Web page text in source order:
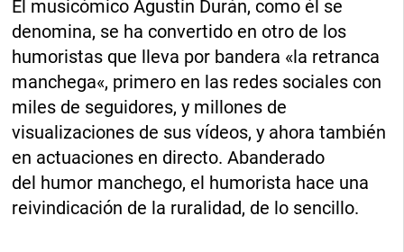
El musicómico Agustín Durán, como él se
denomina, se ha convertido en otro de los
humoristas que lleva por bandera «la retranca
manchega«, primero en las redes sociales con
miles de seguidores, y millones de
visualizaciones de sus vídeos, y ahora también
en actuaciones en directo. Abanderado
del humor manchego, el humorista hace una
reivindicación de la ruralidad, de lo sencillo.